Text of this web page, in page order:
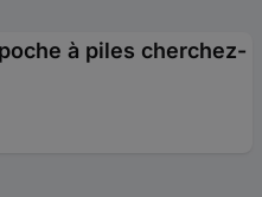
à piles cherchez-